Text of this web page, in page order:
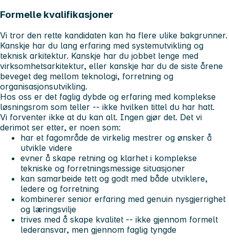
Formelle kvalifikasjoner
Vi tror den rette kandidaten kan ha flere ulike bakgrunner.
Kanskje har du lang erfaring med systemutvikling og
teknisk arkitektur. Kanskje har du jobbet lenge med
virksomhetsarkitektur, eller kanskje har du de siste årene
beveget deg mellom teknologi, forretning og
organisasjonsutvikling.
Hos oss er det faglig dybde og erfaring med komplekse
løsningsrom som teller -- ikke hvilken tittel du har hatt.
Vi forventer ikke at du kan alt. Ingen gjør det. Det vi
derimot ser etter, er noen som:
har et fagområde de virkelig mestrer og ønsker å
utvikle videre
evner å skape retning og klarhet i komplekse
tekniske og forretningsmessige situasjoner
kan samarbeide tett og godt med både utviklere,
ledere og forretning
kombinerer senior erfaring med genuin nysgjerrighet
og læringsvilje
trives med å skape kvalitet -- ikke gjennom formelt
lederansvar, men gjennom faglig tyngde